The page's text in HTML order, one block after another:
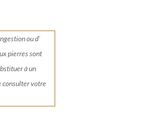
ou d’
pierres sont
à un
consulter votre